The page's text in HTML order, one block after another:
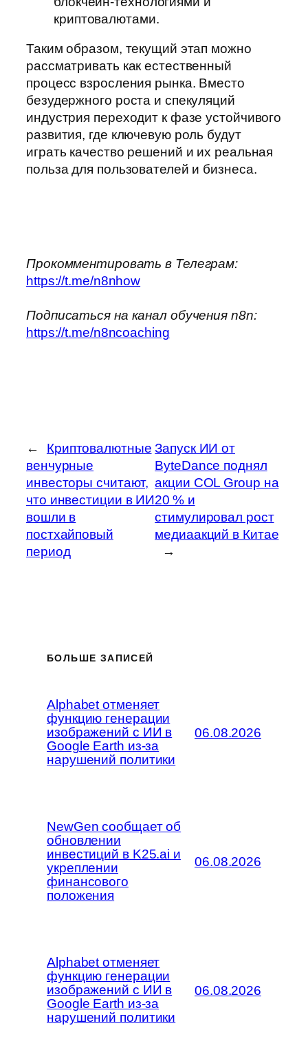
криптовалютами.
Таким образом, текущий этап можно
рассматривать как естественный
процесс взросления рынка. Вместо
безудержного роста и спекуляций
индустрия переходит к фазе устойчивого
развития, где ключевую роль будут
играть качество решений и их реальная
польза для пользователей и бизнеса.
Прокомментировать в Телеграм:
https://t.me/n8nhow
Подписаться на канал обучения n8n:
https://t.me/n8ncoaching
←
Криптовалютные
венчурные
инвесторы считают,
что инвестиции в ИИ
вошли в
постхайповый
период
Запуск ИИ от
ByteDance поднял
акции COL Group на
20 % и
стимулировал рост
медиаакций в Китае
→
БОЛЬШЕ ЗАПИСЕЙ
Alphabet отменяет
функцию генерации
изображений с ИИ в
Google Earth из-за
нарушений политики
06.08.2026
NewGen сообщает об
обновлении
инвестиций в K25.ai и
укреплении
финансового
положения
06.08.2026
Alphabet отменяет
функцию генерации
изображений с ИИ в
Google Earth из-за
нарушений политики
06.08.2026